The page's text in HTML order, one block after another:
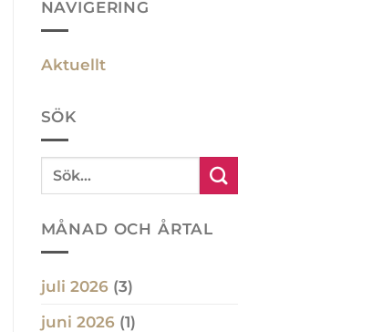
NAVIGERING
Aktuellt
SÖK
MÅNAD OCH ÅRTAL
juli 2026(3)
juni 2026(1)